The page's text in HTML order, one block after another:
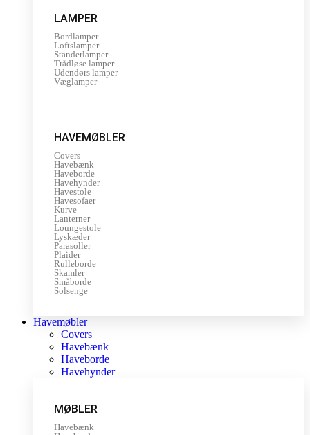
LAMPER
Bordlamper
Loftslamper
Standerlamper
Trådløse lamper
Udendørs lamper
Væglamper
HAVEMØBLER
Covers
Havebænk
Haveborde
Havehynder
Havestole
Havesofaer
Kurve
Lanterner
Loungestole
Lyskæder
Parasoller
Plaider
Rulleborde
Skamler
Småborde
Solsenge
Havemøbler
Covers
Havebænk
Haveborde
Havehynder
MØBLER
Havebænk